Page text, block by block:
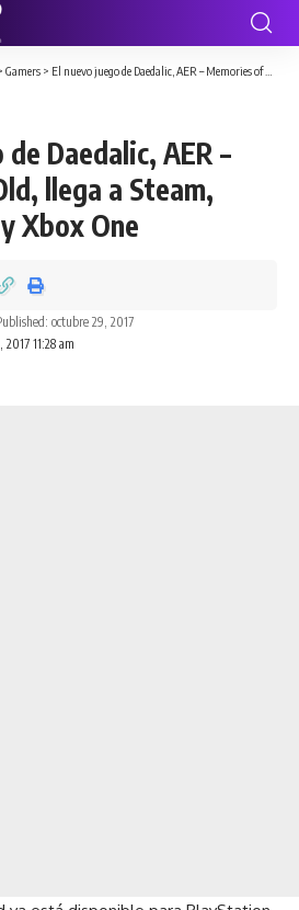
Gamers > El nuevo juego de Daedalic, AER – Memories of Old, llega a Steam, PlayStation 4 y Xbox One
Daedalic, AER –
llega a Steam,
Xbox One
11:28 am
octubre 29, 2017